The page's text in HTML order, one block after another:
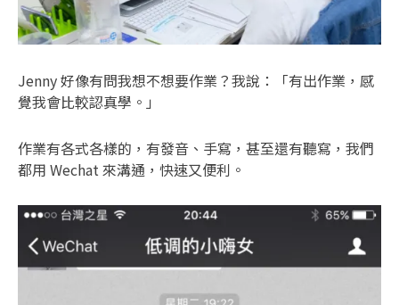
Jenny 好像有問我想不想要作業？我說：「有出作業，感
覺我會比較認真學。」
作業有各式各樣的，有發音、手寫，甚至還有聽寫，我們
都用 Wechat 來溝通，快速又便利。